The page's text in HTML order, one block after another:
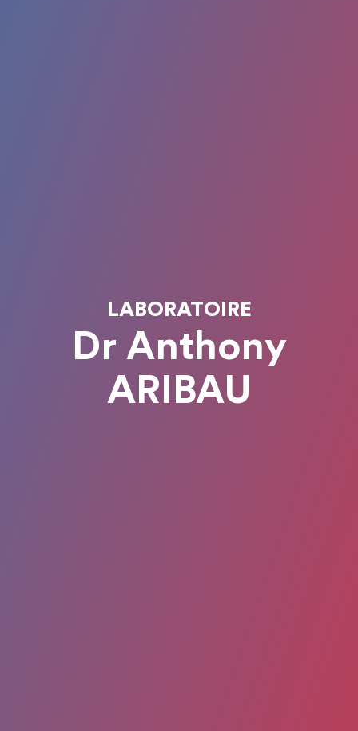
LABORATOIRE
Dr Anthony
ARIBAU